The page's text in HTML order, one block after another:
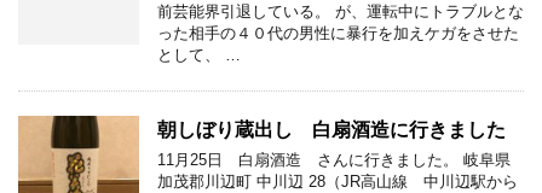
前芸能界引退している。 が、運転中にトラブルとな
った相手の４０代の男性に暴行を加えケガをさせた
として、 …
朝しぼり蔵出し 白扇酒造に行きました
11月25日 白扇酒造 さんに行きました。 岐阜県
加茂郡川辺町 中川辺 28（JR高山線 中川辺駅から